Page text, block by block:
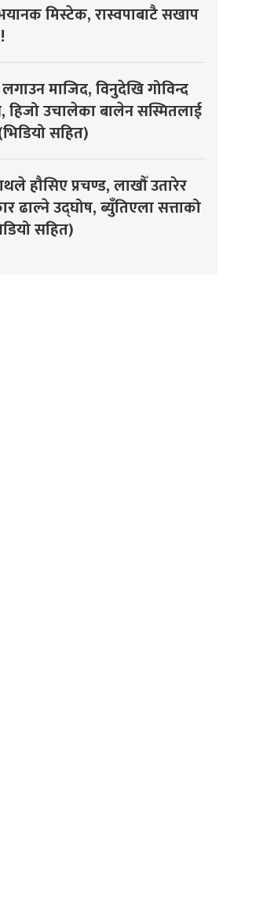
मिस्टेक, रास्वपाबाटै सखाप
माजिद, विनुदेखि गोविन्द
हिजो उचालेका बालेन सस्मितलाई
सहित)
हौसिए प्रचण्ड, लाखौँ उतारेर
ढाल्ने उद्घोष, ब्युँतिएला सत्ताको
सहित)